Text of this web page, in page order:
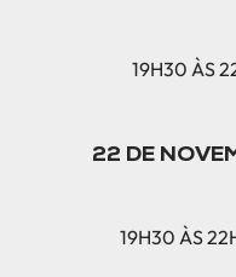
19H30 ÀS
22 DE
19H30 ÀS